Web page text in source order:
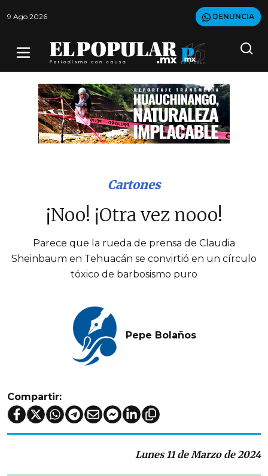
9 Ago 2026 DENUNCIA
Cartones
¡Noo! ¡Otra vez nooo!
Parece que la rueda de prensa de Claudia
Sheinbaum en Tehuacán se convirtió en un círculo
tóxico de barbosismo puro
Pepe Bolaños
Compartir:
Lunes 11 de Marzo de 2024